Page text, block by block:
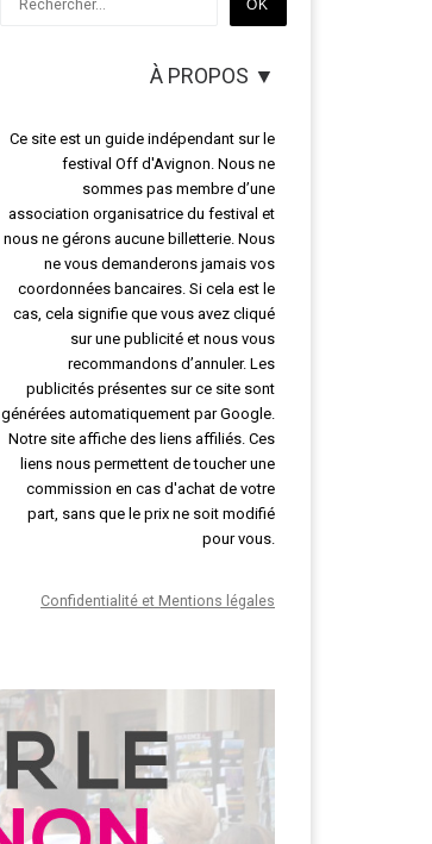
OK
À PROPOS ▼
Ce site est un guide indépendant sur le
festival Off d'Avignon. Nous ne
sommes pas membre d’une
association organisatrice du festival et
nous ne gérons aucune billetterie. Nous
ne vous demanderons jamais vos
coordonnées bancaires. Si cela est le
cas, cela signifie que vous avez cliqué
sur une publicité et nous vous
recommandons d’annuler. Les
publicités présentes sur ce site sont
générées automatiquement par Google.
Notre site affiche des liens affiliés. Ces
liens nous permettent de toucher une
commission en cas d'achat de votre
part, sans que le prix ne soit modifié
pour vous.
Confidentialité et Mentions légales